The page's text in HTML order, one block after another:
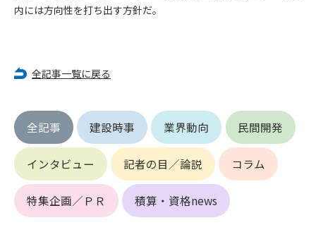
内には方向性を打ち出す方針だ。
全記事一覧に戻る
全記事 建設時事 業界動向 民間開発
インタビュー 記者の目／論説 コラム
特集企画／ＰＲ 積算・資格news
第5条（IDおよびパスワードの管理）
その他形態を問わず、第三者に利用させることはできませ
第三者（他の会員を含む）の使用等による損害について責任
を負うものとし、管理者は一切責任を負いません。
第6条（会員の禁止事項）
1. 会員は建設資料館WEB上で以下の行為をしないものとしま
す。
(1) 第三者または管理者の著作権、その他知的所有権を侵害す